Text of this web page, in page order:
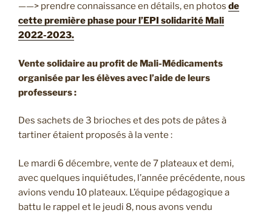
——> prendre connaissance en détails, en photos de
cette première phase pour l’EPI solidarité Mali
2022-2023.
Vente solidaire au profit de Mali-Médicaments
organisée par les élèves avec l’aide de leurs
professeurs :
Des sachets de 3 brioches et des pots de pâtes à
tartiner étaient proposés à la vente :
Le mardi 6 décembre, vente de 7 plateaux et demi,
avec quelques inquiétudes, l’année précédente, nous
avions vendu 10 plateaux. L’équipe pédagogique a
battu le rappel et le jeudi 8, nous avons vendu